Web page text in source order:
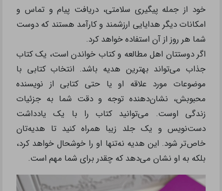
خود از جمله پیگیری سلامتی، دریافت پیام و تماس و
امکانات دیگر هدایایی ارزشمند و کارآمد هستند که دوست
شما هر روز از آن استفاده خواهد کرد.
اگر دوستتان اهل مطالعه و کتاب خواندن است، یک کتاب
جذاب می‌تواند بهترین هدیه باشد. انتخاب کتابی با
موضوعات مورد علاقه او یا حتی کتابی از نویسنده
محبوبش، نشان‌دهنده توجه و دقت شما به جزئیات
زندگی اوست. می‌توانید کتاب را با یک یادداشت
دست‌نویس و یک جلد زیبا همراه کنید تا هدیه‌تان
خاص‌تر شود. این هدیه نه‌تنها او را خوشحال خواهد کرد،
بلکه به او نشان می‌دهد که چقدر برای شما مهم است.